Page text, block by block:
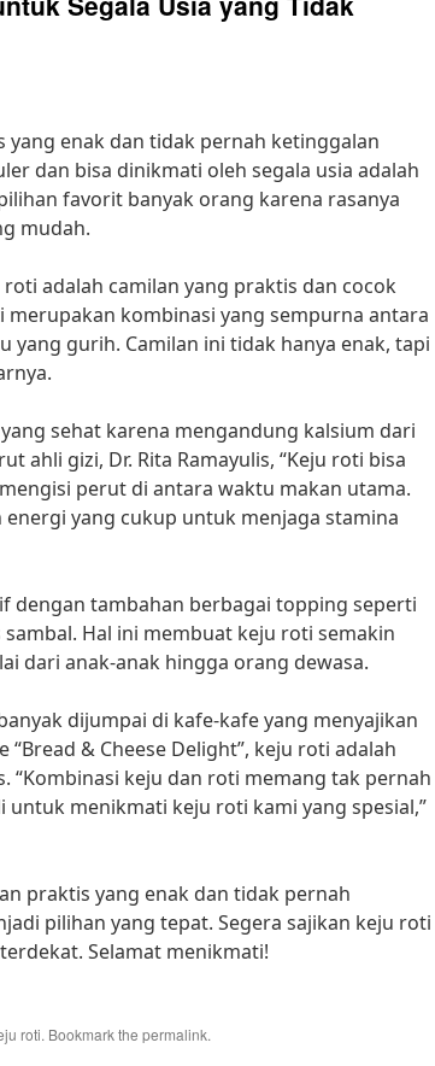
yang enak dan tidak pernah ketinggalan
dan bisa dinikmati oleh segala usia adalah
favorit banyak orang karena rasanya
mudah.
adalah camilan yang praktis dan cocok
kombinasi yang sempurna antara
gurih. Camilan ini tidak hanya enak, tapi
sehat karena mengandung kalsium dari
ahli gizi, Dr. Rita Ramayulis, “Keju roti bisa
perut di antara waktu makan utama.
yang cukup untuk menjaga stamina
dengan tambahan berbagai topping seperti
Hal ini membuat keju roti semakin
dari anak-anak hingga orang dewasa.
dijumpai di kafe-kafe yang menyajikan
& Cheese Delight”, keju roti adalah
“Kombinasi keju dan roti memang tak pernah
untuk menikmati keju roti kami yang spesial,”
praktis yang enak dan tidak pernah
pilihan yang tepat. Segera sajikan keju roti
Selamat menikmati!
roti. Bookmark the permalink.